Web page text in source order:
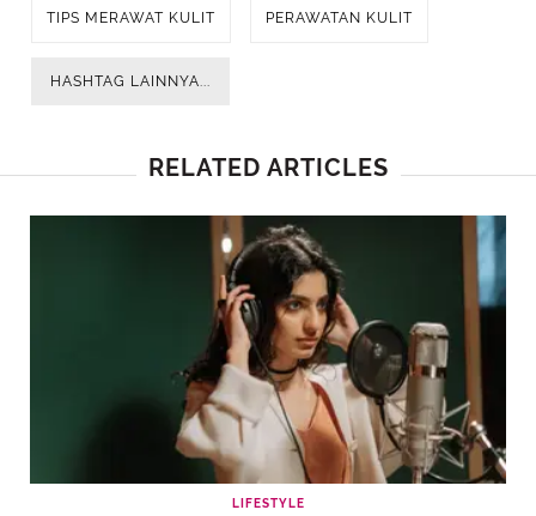
TIPS MERAWAT KULIT PERAWATAN KULIT
HASHTAG LAINNYA...
RELATED ARTICLES
LIFESTYLE